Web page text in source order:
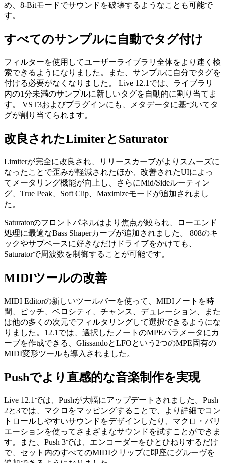
め、8-Bitモードでサウンドを破壊するようなことも可能で
す。
すべてのサンプルに自動でタグ付け
フィルターを使用してユーザーライブラリ全体をより速く検
索できるようになりました。また、サンプルに自分でタグを
付ける必要がなくなりました。 Live 12.1では、ライブラリ
内の1分未満のサンプルに新しいタグを自動的に割り当てま
す。 VST3およびプラグインにも、メタデータに基づいてタ
グが割り当てられます。
改良されたLimiterとSaturator
Limiterが完全に改良され、リリースカーブがよりスムーズに
なったことで歪みが軽減されたほか、改善されたUIによっ
てメータリング機能が向上し、さらにMid/Sideルーティン
グ、True Peak、Soft Clip、Maximizeモードが追加されまし
た。
Saturatorのフロントパネルはより焦点が絞られ、ローエンド
処理に最適なBass Shaperカーブが追加されました。 808のキ
ックやサブベースに好きなだけドライブをかけても、
Saturatorで周波数を制御することが可能です。
MIDIツールの改善
MIDI Editorの新しいツールバーを使って、MIDIノートを時
間、ピッチ、ベロシティ、チャンス、デュレーション、また
は他の多くの次元でフィルタリングして選択できるようにな
りました。12.1では、選択したノートのMPEパラメータにカ
ーブを作成できる、GlissandoとLFOという2つのMPE固有の
MIDI変形ツールも導入されました。
Pushでより直感的な音楽制作を実現
Live 12.1では、Pushが大幅にアップデートされました。Push
2と3では、マクロをマッピングすることで、より詳細でコン
トロールしやすいサウンドをデザインしたり、マクロ・バリ
エーションを使ってさまざまなサウンドを試すことができま
す。また、Push 3では、エンコーダーをひとひねりするだけ
で、セット内のすべてのMIDIクリップに即座にグルーヴを